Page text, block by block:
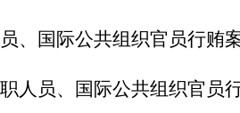
、国际公共组织官员行贿
人员、国际公共组织官员